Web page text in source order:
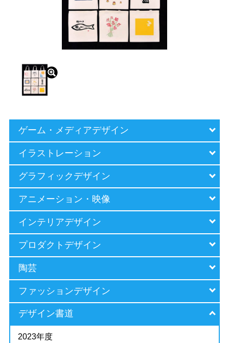
ゲーム・メディアデザイン
イラストレーション
グラフィックデザイン
アニメーション・映像
インテリアデザイン
プロダクトデザイン
陶芸
ファッションデザイン
デザイン書道
2023年度